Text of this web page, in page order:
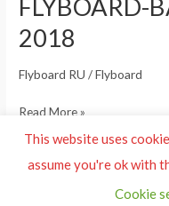
полет!
FLYBOARD-
2018
Flyboard RU /Flyboard
FLYBOARD-
BALTIC
Read More »
1
This website uses
assume you're ok with
Cookie